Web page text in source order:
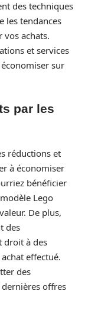
des techniques
les tendances
vos achats.
et services
sur
par les
réductions et
à économiser
bénéficier
Lego
De plus,
des
droit à des
effectué.
des
offres